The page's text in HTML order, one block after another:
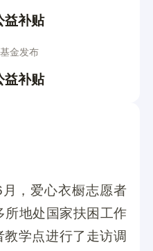
前
时前
益补贴
金发布
益补贴
，爱心衣橱志愿者
所地处国家扶困工作
学点进行了走访调